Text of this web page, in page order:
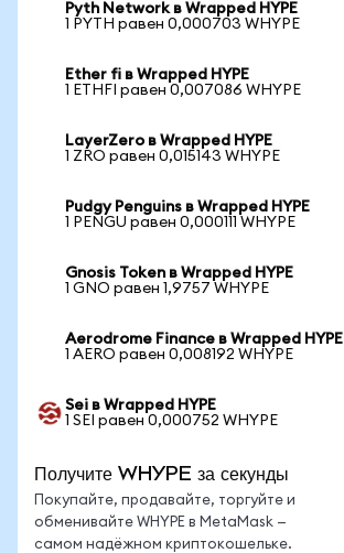
Pyth Network в Wrapped HYPE
1 PYTH равен 0,000703 WHYPE
Ether fi в Wrapped HYPE
1 ETHFI равен 0,007086 WHYPE
LayerZero в Wrapped HYPE
1 ZRO равен 0,015143 WHYPE
Pudgy Penguins в Wrapped HYPE
1 PENGU равен 0,000111 WHYPE
Gnosis Token в Wrapped HYPE
1 GNO равен 1,9757 WHYPE
Aerodrome Finance в Wrapped HYPE
1 AERO равен 0,008192 WHYPE
Sei в Wrapped HYPE
1 SEI равен 0,000752 WHYPE
Получите WHYPE за секунды
Покупайте, продавайте, торгуйте и
обменивайте WHYPE в MetaMask —
самом надёжном криптокошельке.